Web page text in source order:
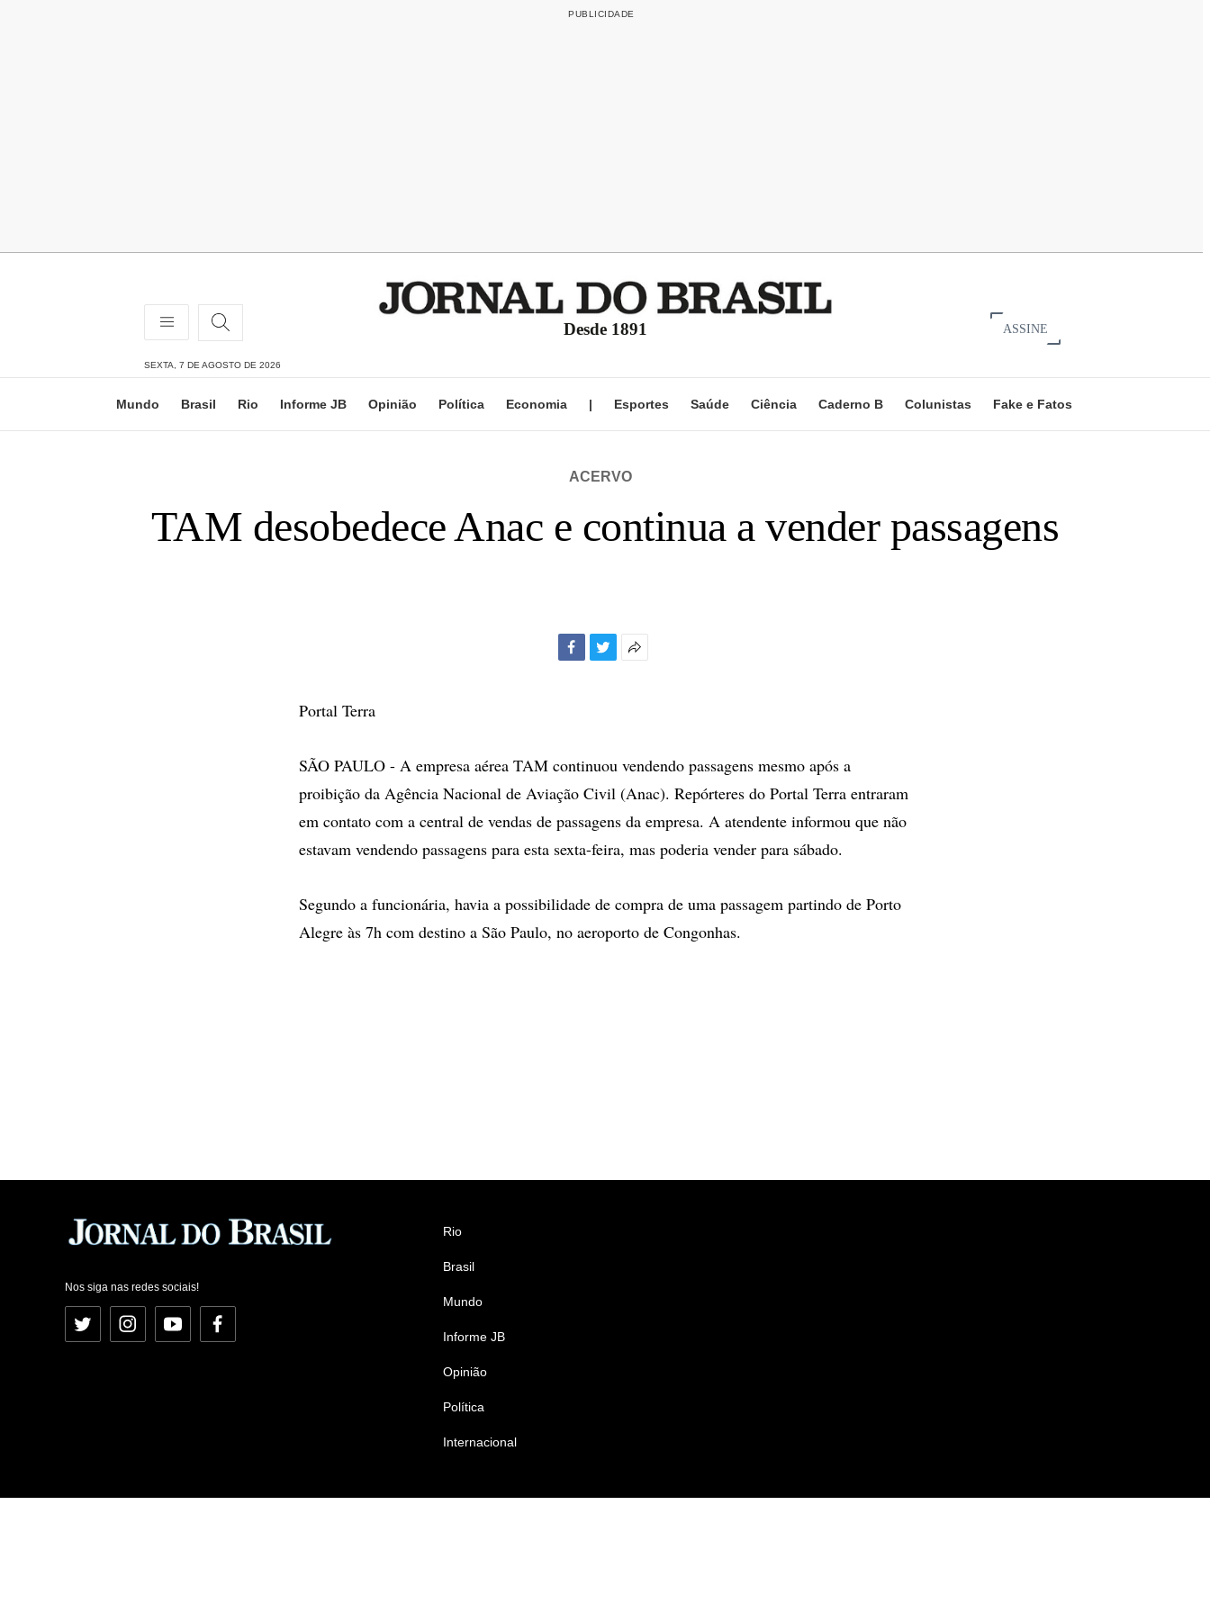
Desde 1891 ASSINE
SEXTA, 7 DE AGOSTO DE 2026
Mundo Brasil Rio Informe JB Opinião Política Economia | Esportes Saúde Ciência Caderno B Colunistas Fake e Fatos
ACERVO
TAM desobedece Anac e continua a vender passagens
Portal Terra
SÃO PAULO - A empresa aérea TAM continuou vendendo passagens mesmo após a
proibição da Agência Nacional de Aviação Civil (Anac). Repórteres do Portal Terra entraram
em contato com a central de vendas de passagens da empresa. A atendente informou que não
estavam vendendo passagens para esta sexta-feira, mas poderia vender para sábado.
Segundo a funcionária, havia a possibilidade de compra de uma passagem partindo de Porto
Alegre às 7h com destino a São Paulo, no aeroporto de Congonhas.
Nos siga nas redes sociais!
Twitter InstagramYouTubeFacebook
Rio
Brasil
Mundo
Informe JB
Opinião
Política
Internacional